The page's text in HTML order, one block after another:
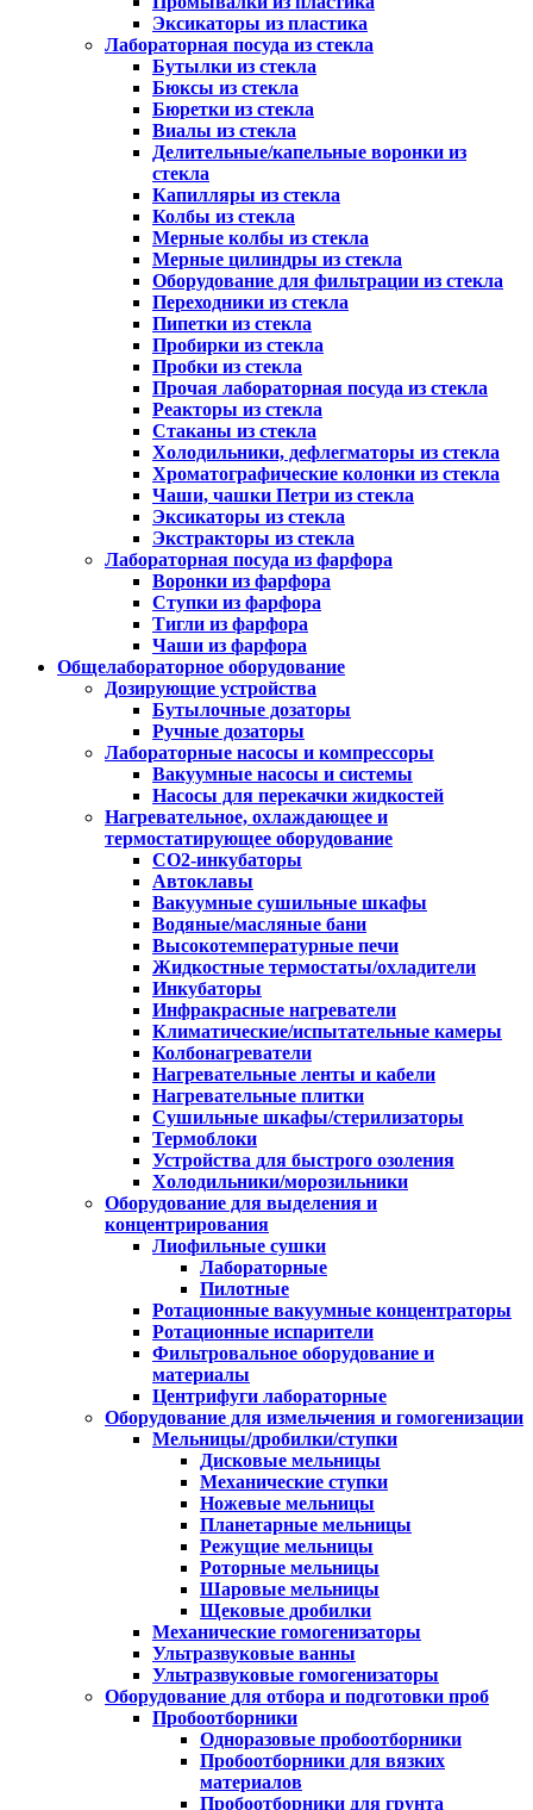
Эксикаторы из пластика
Лабораторная посуда из стекла
Бутылки из стекла
Бюксы из стекла
Бюретки из стекла
Виалы из стекла
Делительные/капельные воронки из
стекла
Капилляры из стекла
Колбы из стекла
Мерные колбы из стекла
Мерные цилиндры из стекла
Оборудование для фильтрации из стекла
Переходники из стекла
Пипетки из стекла
Пробирки из стекла
Пробки из стекла
Прочая лабораторная посуда из стекла
Реакторы из стекла
Стаканы из стекла
Холодильники, дефлегматоры из стекла
Хроматографические колонки из стекла
Чаши, чашки Петри из стекла
Эксикаторы из стекла
Экстракторы из стекла
Лабораторная посуда из фарфора
Воронки из фарфора
Ступки из фарфора
Тигли из фарфора
Чаши из фарфора
Общелабораторное оборудование
Дозирующие устройства
Бутылочные дозаторы
Ручные дозаторы
Лабораторные насосы и компрессоры
Вакуумные насосы и системы
Насосы для перекачки жидкостей
Нагревательное, охлаждающее и
термостатирующее оборудование
CO2-инкубаторы
Автоклавы
Вакуумные сушильные шкафы
Водяные/масляные бани
Высокотемпературные печи
Жидкостные термостаты/охладители
Инкубаторы
Инфракрасные нагреватели
Климатические/испытательные камеры
Колбонагреватели
Нагревательные ленты и кабели
Нагревательные плитки
Сушильные шкафы/стерилизаторы
Термоблоки
Устройства для быстрого озоления
Холодильники/морозильники
Оборудование для выделения и
концентрирования
Лиофильные сушки
Лабораторные
Пилотные
Ротационные вакуумные концентраторы
Ротационные испарители
Фильтровальное оборудование и
материалы
Центрифуги лабораторные
Оборудование для измельчения и гомогенизации
Мельницы/дробилки/ступки
Дисковые мельницы
Механические ступки
Ножевые мельницы
Планетарные мельницы
Режущие мельницы
Роторные мельницы
Шаровые мельницы
Щековые дробилки
Механические гомогенизаторы
Ультразвуковые ванны
Ультразвуковые гомогенизаторы
Оборудование для отбора и подготовки проб
Пробоотборники
Одноразовые пробоотборники
Пробоотборники для вязких
материалов
Пробоотборники для грунта